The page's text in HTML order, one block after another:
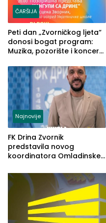
ČARŠIJA
Peti dan „Zvorničkog ljeta“
donosi bogat program:
Muzika, pozorište i koncert
Najnovije
FK Drina Zvornik
predstavila novog
koordinatora Omladinske